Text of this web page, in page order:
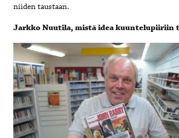
niiden taustaan.
Jarkko Nuutila, mistä idea kuuntelupiiriin